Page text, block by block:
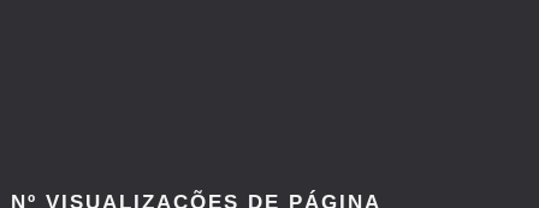
Nº VISUALIZAÇÕES DE PÁGINA